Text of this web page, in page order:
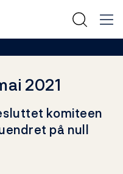
2021
komiteen
på null